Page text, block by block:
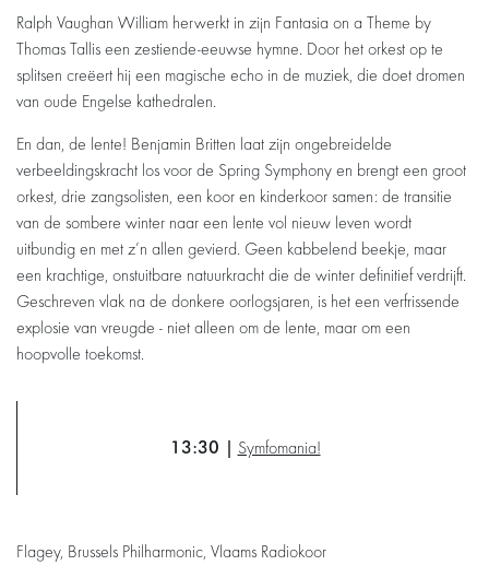
Ralph Vaughan William herwerkt in zijn Fantasia on a Theme by
Thomas Tallis een zestiende-eeuwse hymne. Door het orkest op te
splitsen creëert hij een magische echo in de muziek, die doet dromen
van oude Engelse kathedralen.
En dan, de lente! Benjamin Britten laat zijn ongebreidelde
verbeeldingskracht los voor de Spring Symphony en brengt een groot
orkest, drie zangsolisten, een koor en kinderkoor samen: de transitie
van de sombere winter naar een lente vol nieuw leven wordt
uitbundig en met z’n allen gevierd. Geen kabbelend beekje, maar
een krachtige, onstuitbare natuurkracht die de winter definitief verdrijft.
Geschreven vlak na de donkere oorlogsjaren, is het een verfrissende
explosie van vreugde - niet alleen om de lente, maar om een
hoopvolle toekomst.
13:30 | Symfomania!
Flagey, Brussels Philharmonic, Vlaams Radiokoor